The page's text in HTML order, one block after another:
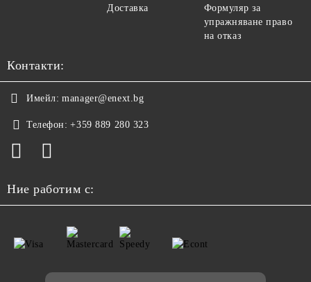
Доставка
Формуляр за
упражняване право
на отказ
Контакти:
Имейл: manager@enext.bg
Телефон: +359 889 280 323
Ние работим с: